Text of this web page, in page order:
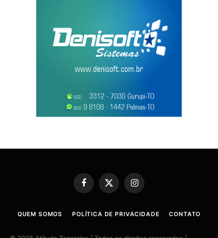
Facebook
X
Instagram
QUEM SOMOS POLÍTICA DE PRIVACIDADE CONTATO